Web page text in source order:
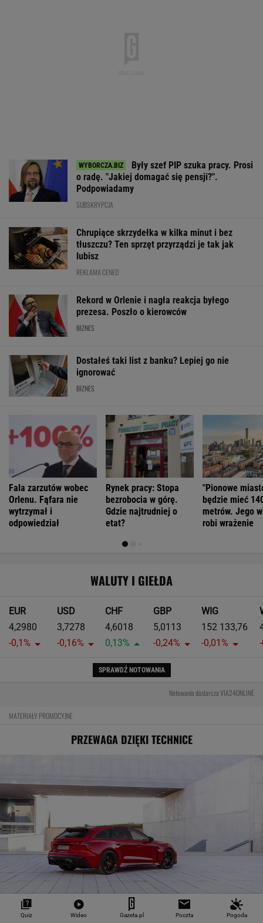
Były szef PIP szuka pracy. Prosi
o radę. "Jakiej domagać się pensji?".
Podpowiadamy
SUBSKRYPCJA
Chrupiące skrzydełka w kilka minut i bez
tłuszczu? Ten sprzęt przyrządzi je tak jak
lubisz
REKLAMA CENEO
Rekord w Orlenie i nagła reakcja byłego
prezesa. Poszło o kierowców
BIZNES
Dostałeś taki list z banku? Lepiej go nie
ignorować
BIZNES
Fala zarzutów wobec
Orlenu. Fąfara nie
wytrzymał i
odpowiedział
Rynek pracy: Stopa
bezrobocia w górę.
Gdzie najtrudniej o
etat?
"Pionowe
będzie mieć
metrów. Jego
robi wrażenie
WALUTY I GIEŁDA
EUR
4,2980
-0,1%
USD
3,7278
-0,16%
CHF
4,6018
0,13%
GBP
5,0113
-0,24%
WIG
152 133,76
-0,01%
SPRAWDŹ NOTOWANIA
Notowania dostarcza VIA24ONLINE
MATERIAŁY PROMOCYJNE
PRZEWAGA DZIĘKI TECHNICE
Pierwsza taka hybryda w historii Audi Sport. RS
Quiz Wideo Gazeta.pl Poczta Pogoda